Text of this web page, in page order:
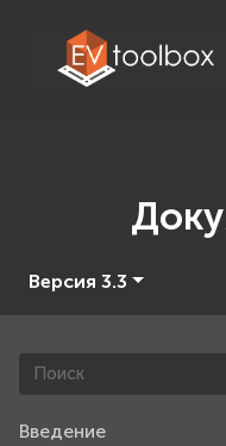
Версия 3.3
Введение